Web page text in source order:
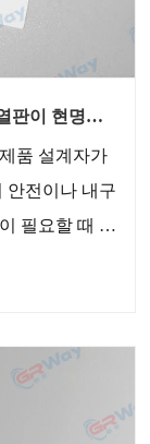
판이 현명한
품 설계자가
안전이나 내구
필요할 때 널